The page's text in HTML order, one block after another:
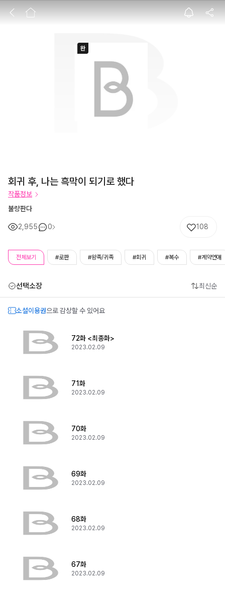
회귀 후, 나는 흑
회귀 후, 나는 흑막이 되기로 했다
작품정보
불량판다
2,955 0 108
전체보기 #로판 #왕족/귀족 #회귀 #복수 #계약연애
선택소장 최신순
소설이용권으로 감상할 수 있어요
72화 <최종화>
2023.02.09
71화
2023.02.09
70화
2023.02.09
69화
2023.02.09
68화
2023.02.09
67화
2023.02.09